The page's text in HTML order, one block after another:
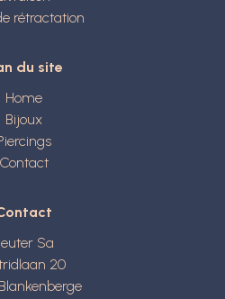
rétractation
du site
Home
Bijoux
Contact
Sa
20
Blankenberge